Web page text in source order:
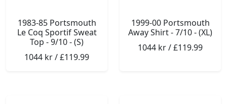
1983-85 Portsmouth
Le Coq Sportif Sweat
Top - 9/10 - (S)
1044 kr / £119.99
1999-00 Portsmouth
Away Shirt - 7/10 - (XL)
1044 kr / £119.99